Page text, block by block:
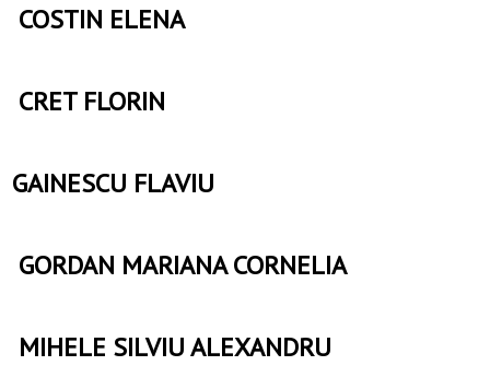
COSTIN ELENA
CRET FLORIN
GAINESCU FLAVIU
GORDAN MARIANA CORNELIA
MIHELE SILVIU ALEXANDRU